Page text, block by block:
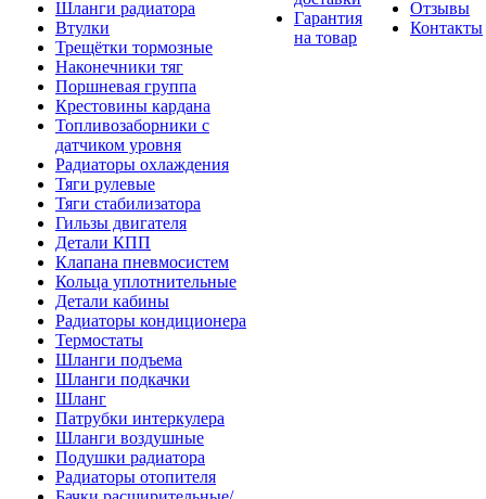
Шланги радиатора
Втулки
Трещётки тормозные
Наконечники тяг
Поршневая группа
Крестовины кардана
Топливозаборники с
датчиком уровня
Радиаторы охлаждения
Тяги рулевые
Тяги стабилизатора
Гильзы двигателя
Детали КПП
Клапана пневмосистем
Кольца уплотнительные
Детали кабины
Радиаторы кондиционера
Термостаты
Шланги подъема
Шланги подкачки
Шланг
Патрубки интеркулера
Шланги воздушные
Подушки радиатора
Радиаторы отопителя
Гарантия
на товар
Отзывы
Контакты